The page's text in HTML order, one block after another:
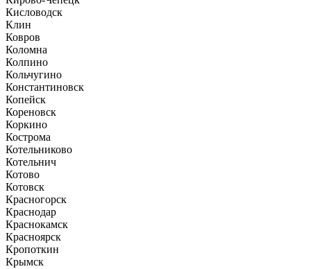
Кисловодск
Клин
Ковров
Коломна
Колпино
Кольчугино
Константиновск
Копейск
Кореновск
Коркино
Кострома
Котельниково
Котельнич
Котово
Котовск
Красногорск
Краснодар
Краснокамск
Красноярск
Кропоткин
Крымск